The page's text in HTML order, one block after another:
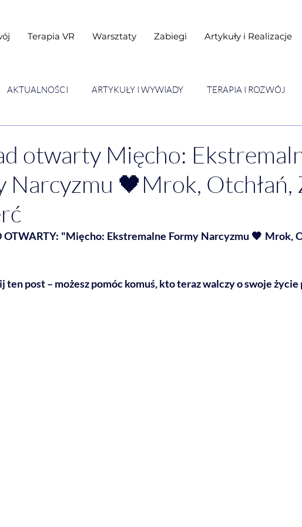
Terapia VR Warsztaty Zabiegi Artykuły i Realizacje
AKTUALNOŚCI ARTYKUŁY I WYWIADY TERAPIA I ROZWÓJ
otwarty Mięcho:
Narcyzmu 🖤Mrok, Otchłań,
"Mięcho: Ekstremalne Formy Narcyzmu 🖤 Mrok,
ten post – możesz pomóc komuś, kto teraz walczy o swoje